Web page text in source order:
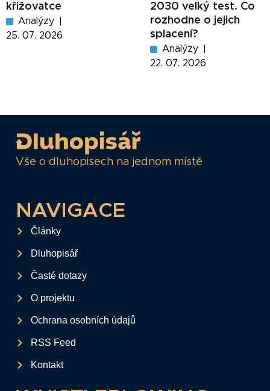
křižovatce
Analýzy
25. 07. 2026
2030 velký test. Co
rozhodne o jejich
splacení?
Analýzy
22. 07. 2026
Vše o dluhopisech na jednom místě
NAVIGACE
Články
Dluhopisář
Časté dotazy
O projektu
Ochrana osobních údajů
RSS Feed
Kontakt